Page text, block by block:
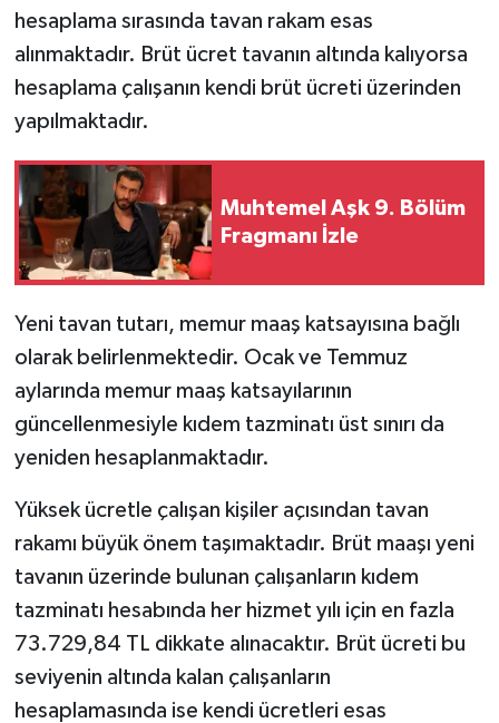
hesaplama sırasında tavan rakam esas
alınmaktadır. Brüt ücret tavanın altında kalıyorsa
hesaplama çalışanın kendi brüt ücreti üzerinden
yapılmaktadır.
Muhtemel Aşk 9. Bölüm
Fragmanı İzle
Yeni tavan tutarı, memur maaş katsayısına bağlı
olarak belirlenmektedir. Ocak ve Temmuz
aylarında memur maaş katsayılarının
güncellenmesiyle kıdem tazminatı üst sınırı da
yeniden hesaplanmaktadır.
Yüksek ücretle çalışan kişiler açısından tavan
rakamı büyük önem taşımaktadır. Brüt maaşı yeni
tavanın üzerinde bulunan çalışanların kıdem
tazminatı hesabında her hizmet yılı için en fazla
73.729,84 TL dikkate alınacaktır. Brüt ücreti bu
seviyenin altında kalan çalışanların
hesaplamasında ise kendi ücretleri esas